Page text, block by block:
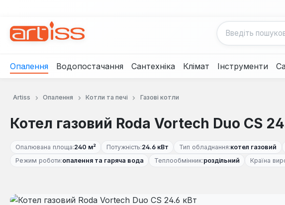
Опалення Водопостачання Сантехніка Клімат Інструменти
Artiss Опалення Котли та печі Газові котли
Котел газовий Roda Vortech Duo CS
Опалювана площа:240 м² Потужність:24.6 кВт Тип обладнання:котел газовий
Режим роботи:опалення та гаряча вода Теплообмінник:роздільний Країна
Пропустити галерею зображень